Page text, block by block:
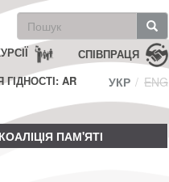
Пошукова
форма
Пошук СПІВПРАЦЯ
AR
УКР ENG
КОАЛІЦІЯ ПАМ'ЯТІ